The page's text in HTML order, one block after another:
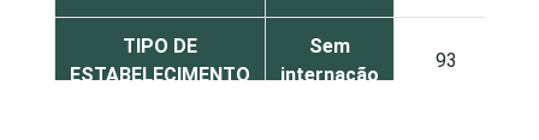
TIPO DE
ESTABELECIMENTO
Sem
internação
93